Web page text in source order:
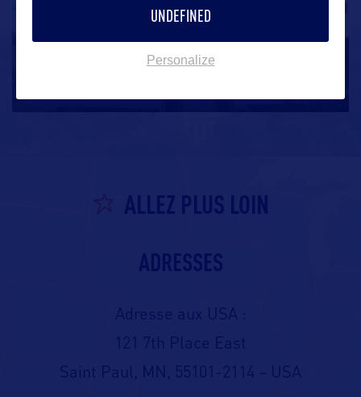
Southdale Shopping Center
Appelé tout simplement Southdale par les locaux, ce
ALLEZ PLUS LOIN
ADRESSES
Adresse aux USA :
121 7th Place East
Saint Paul, MN, 55101-2114 – USA
UNDEFINED
Personalize